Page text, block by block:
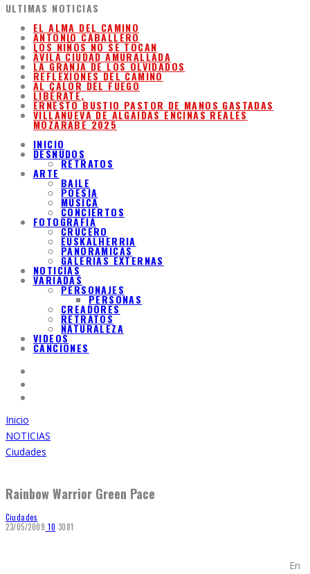
ULTIMAS NOTICIAS
EL ALMA DEL CAMINO
ANTONIO CABALLERO
LOS NIÑOS NO SE TOCAN
ÁVILA CIUDAD AMURALLADA
LA GRANJA DE LOS OLVIDADOS
REFLEXIONES DEL CAMINO
AL CALOR DEL FUEGO
LIBÉRATE,
ERNESTO BUSTIO PASTOR DE MANOS GASTADAS
VILLANUEVA DE ALGAIDAS ENCINAS REALES
MOZARABE 2025
INICIO
DESNUDOS
RETRATOS
ARTE
BAILE
POESIA
MUSICA
CONCIERTOS
FOTOGRAFIA
CRUCERO
EUSKALHERRIA
PANORAMICAS
GALERIAS EXTERNAS
NOTICIAS
VARIADAS
PERSONAJES
PERSONAS
CREADORES
RETRATOS
NATURALEZA
VIDEOS
CANCIONES
Inicio
NOTICIAS
Ciudades
Rainbow Warrior Green Pace
Ciudades
23/05/2009 10 3081
En